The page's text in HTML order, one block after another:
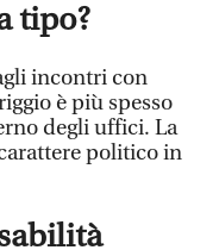
tipo?
incontri con
è più spesso
degli uffici. La
politico in